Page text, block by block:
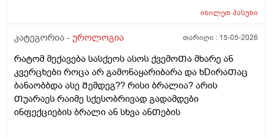
ᲨეიᲫლება იყოს Თუარა ფსიგოლოგიური და ნევროზის
ბრალი? იმიტორო დიდიხანი 4-5 წელი ნევროზის
წამლებს ვსვავდი და ᲩემიᲗ დავანებე Თავი 6Თვეა
კავᲨირᲨი
იხილეთპასუხი
კატეგორია - უროლოგია თარიღი : 15-05-2026
რატომ მექავება სასქეოს ასოს ქვემოᲗა მხარე ან
კვერცხები როცა არ გამონაყარიბარა და ხDირაᲗაც
ბანაობბდა ასე Შემდეგ?? რისი ბრალია? არის
Თუარაეს რაიმე სქესობრივად გადამდები
ინფექციების ბრალი ან სხვა ანᲗების